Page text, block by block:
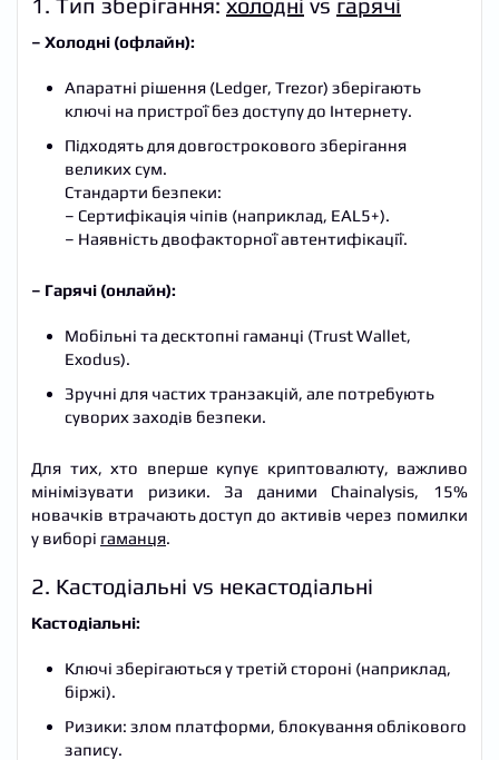
1. Тип зберігання: холодні vs гарячі
– Холодні (офлайн):
Апаратні рішення (Ledger, Trezor) зберігають
ключі на пристрої без доступу до Інтернету.
Підходять для довгострокового зберігання
великих сум.
Стандарти безпеки:
– Сертифікація чіпів (наприклад, EAL5+).
– Наявність двофакторної автентифікації.
– Гарячі (онлайн):
Мобільні та десктопні гаманці (Trust Wallet,
Exodus).
Зручні для частих транзакцій, але потребують
суворих заходів безпеки.
Для тих, хто вперше купує криптовалюту, важливо
мінімізувати ризики. За даними Chainalysis, 15%
новачків втрачають доступ до активів через помилки
у виборі гаманця.
2. Кастодіальні vs некастодіальні
Кастодіальні:
Ключі зберігаються у третій стороні (наприклад,
біржі).
Ризики: злом платформи, блокування облікового
запису.